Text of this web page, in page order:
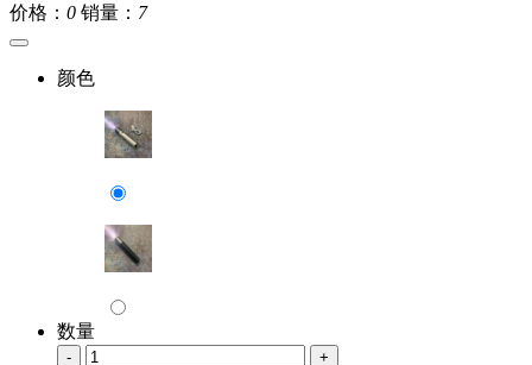
价格： 0 销量： 7
颜色
数量
- +